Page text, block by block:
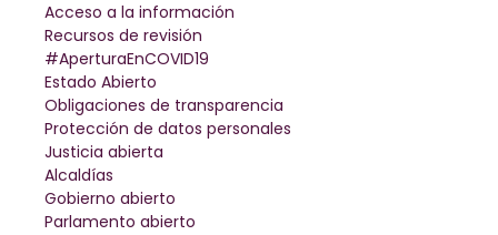
Acceso a la información
Recursos de revisión
#AperturaEnCOVID19
Estado Abierto
Obligaciones de transparencia
Protección de datos personales
Justicia abierta
Alcaldías
Gobierno abierto
Parlamento abierto